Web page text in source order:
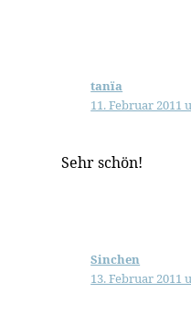
tanïa
11. Februar 2011
Sehr schön!
Sinchen
13. Februar 2011